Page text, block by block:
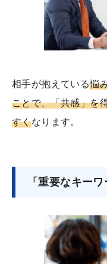
相手が抱えている悩
ことで、「共感」を
すくなります。
「重要なキー